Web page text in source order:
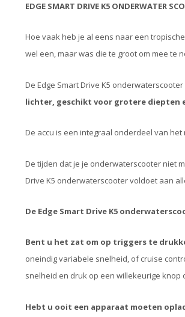
EDGE SMART DRIVE K5 ONDERWATER
Hoe vaak heb je al eens naar een
wel een, maar was die te groot om mee te
De Edge Smart Drive K5
lichter, geschikt voor grotere diepten
De accu is een integraal onderdeel van
De tijden dat je je onderwaterscooter niet
Drive K5 onderwaterscooter voldoet aan
De Edge Smart Drive K5
Bent u het zat om op triggers te
oneindig variabele snelheid, of cruise
snelheid en druk op een willekeurige knop
Hebt u ooit een apparaat moeten